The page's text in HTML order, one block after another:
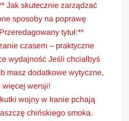
Jak skutecznie zarządzać
sposoby na poprawę
tytuł:**
czasem – praktyczne
wydajność Jeśli chciałbyś
masz dodatkowe wytyczne,
więcej wersji!
wojny w Iranie pchają
chińskiego smoka.